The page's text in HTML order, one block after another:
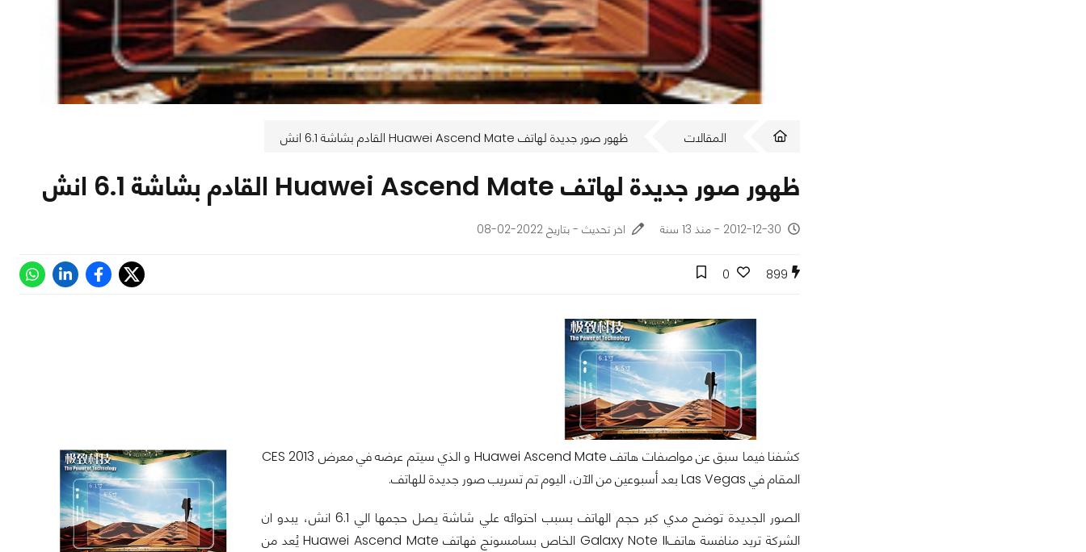
المقالات ظهور صور جديدة لهاتف Huawei Ascend Mate القادم بشاشة 6.1 انش
ظهور صور جديدة لهاتف Huawei Ascend Mate القادم بشاشة 6.1 انش
2012-12-30 - منذ 13 سنة اخر تحديث - بتاريخ 2022-02-08
899
0
كشفنا فيما سبق عن مواصفات هاتف Huawei Ascend Mate و الذي سيتم عرضه في معرض CES 2013
المقام في Las Vegas بعد أسبوعين من الآن، اليوم تم تسريب صور جديدة للهاتف.
الصور الجديدة توضح مدي كبر حجم الهاتف بسبب احتوائه علي شاشة يصل حجمها الي 6.1 انش، يبدو ان
الشركة تريد منافسة هاتفGalaxy Note II الخاص بسامسونج فهاتف Huawei Ascend Mate يُعد من